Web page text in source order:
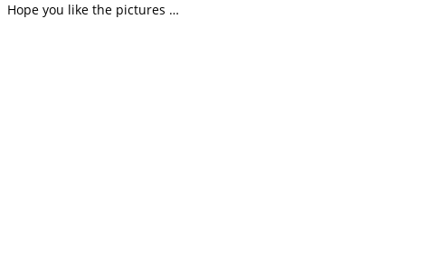
Hope you like the pictures …